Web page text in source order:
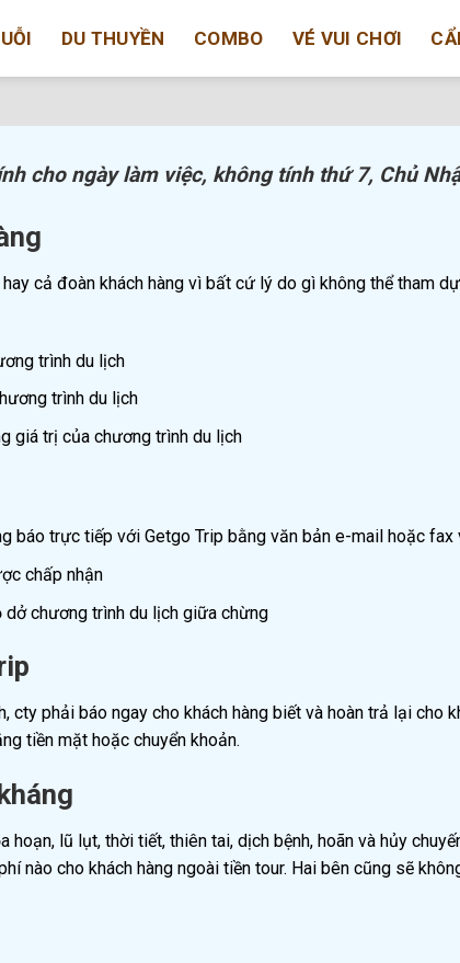
DU THUYỀN COMBO VÉ VUI CHƠI
cho ngày làm việc, không tính thứ 7, Chủ
cả đoàn khách hàng vì bất cứ lý do gì không thể tham
trình du lịch
trình du lịch
giá trị của chương trình du lịch
báo trực tiếp với Getgo Trip bằng văn bản e-mail hoặc
chấp nhận
dở chương trình du lịch giữa chừng
cty phải báo ngay cho khách hàng biết và hoàn trả lại cho
tiền mặt hoặc chuyển khoản.
lũ lụt, thời tiết, thiên tai, dịch bệnh, hoãn và hủy
nào cho khách hàng ngoài tiền tour. Hai bên cũng sẽ